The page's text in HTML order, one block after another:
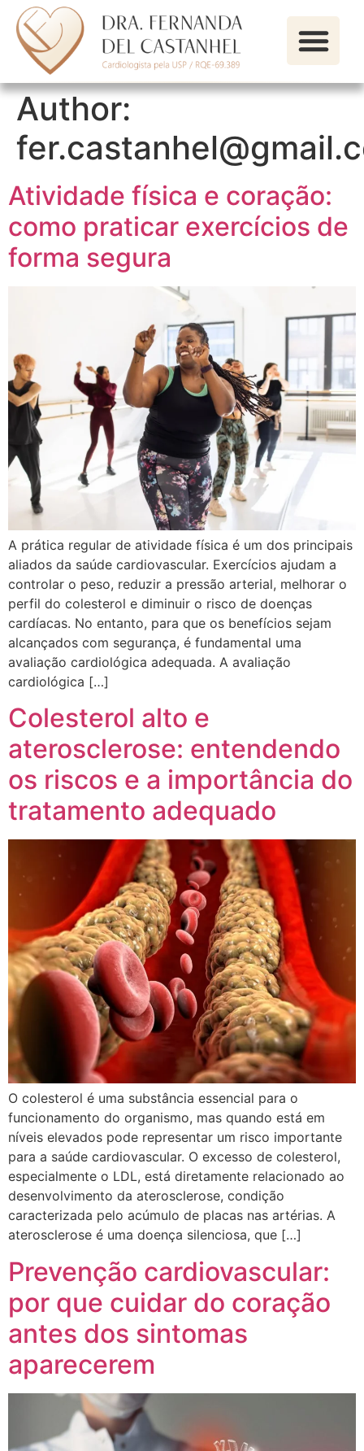
Author:
Atividade física e coração:
como praticar exercícios de
forma segura
A prática regular de atividade física é um dos principais
aliados da saúde cardiovascular. Exercícios ajudam a
controlar o peso, reduzir a pressão arterial, melhorar o
perfil do colesterol e diminuir o risco de doenças
cardíacas. No entanto, para que os benefícios sejam
alcançados com segurança, é fundamental uma
avaliação cardiológica adequada. A avaliação
cardiológica […]
Colesterol alto e
aterosclerose: entendendo
os riscos e a importância do
tratamento adequado
O colesterol é uma substância essencial para o
funcionamento do organismo, mas quando está em
níveis elevados pode representar um risco importante
para a saúde cardiovascular. O excesso de colesterol,
especialmente o LDL, está diretamente relacionado ao
desenvolvimento da aterosclerose, condição
caracterizada pelo acúmulo de placas nas artérias. A
aterosclerose é uma doença silenciosa, que […]
Prevenção cardiovascular:
por que cuidar do coração
antes dos sintomas
aparecerem